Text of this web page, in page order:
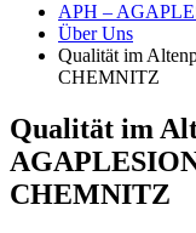
APH –
Über Uns
Qualität im
CHEMNITZ
Qualität im
CHEMNITZ